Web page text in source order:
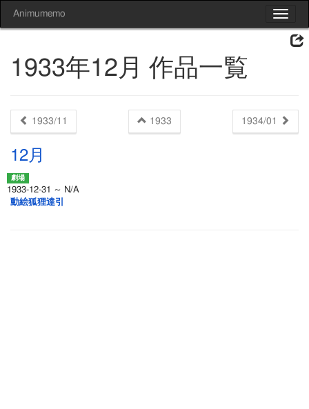
Toggle
Animumemo
1933年12月 作品一覧
1933/11 1933 1934/01
12月
1933-12-31 ～ N/A
動絵狐狸達引